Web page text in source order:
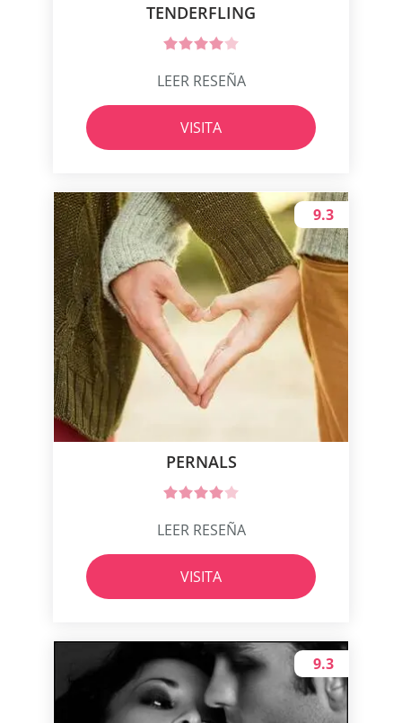
TENDERFLING
LEER RESEÑA
VISITA
PERNALS
9.3
LEER RESEÑA
VISITA
9.3